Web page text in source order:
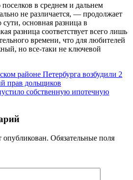
в среднем и дальнем
не различается, — продолжает
основная разница в
разница соответствует всего лишь
времени, что для любителей
но все-таки не ключевой
районе Петербурга возбудили 2
прав дольщиков
собственную ипотечную
опубликован. Обязательные поля